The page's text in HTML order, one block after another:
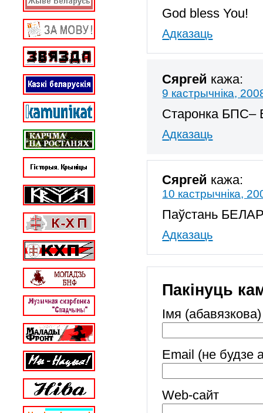
God bless You!
Адказаць
Сяргей кажа:
9 кастрычніка,
Старонка БПС–
Адказаць
Сяргей кажа:
10 кастрычніка,
Паўстань
Адказаць
Пакінуць
Імя (абавязкова)
Email (не будзе
Web-cайт